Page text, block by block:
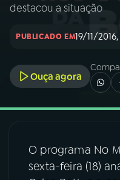
04PROGRAMAS
destacou a situação
PUBLICADO EM19/11/
Ouça agora
O programa No
sexta-feira (18)